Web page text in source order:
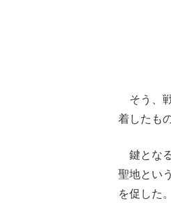
そう、
着したも
鍵とな
聖地とい
を促した